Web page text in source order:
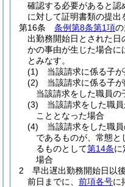
確認する必要があると認
に対して証明書類の提出
第16条
条例第8条第1項
出勤務開始日とされた
かの事由が生じた場合
とみなす。
(1)
当該請求に係る子
(2)
当該請求に係る子
当該請求をした職員の
(3)
当該請求をした職
こととなった場合
(4)
当該請求をした職
であるものが、常態と
るものとして第14条に
場合
2
早出遅出勤務開始日以
前日までに、 前項各号に